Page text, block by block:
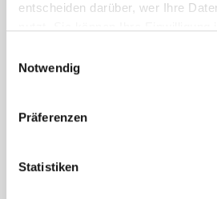
entscheiden darüber, wer Ihre
Trigger Symbol ändern oder
Informationen über Ihre
können
Notwendig
Präferenzen
Statistiken